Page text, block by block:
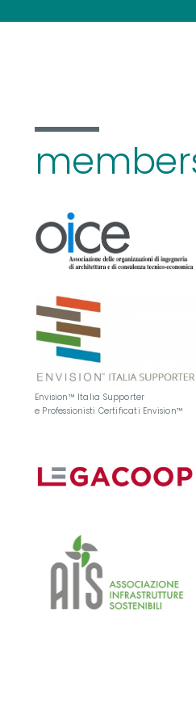
Envision™ Italia Supporter
e Professionisti Certificati Envision™